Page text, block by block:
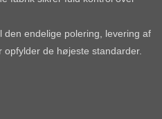
endelige polering, levering af
de højeste standarder.